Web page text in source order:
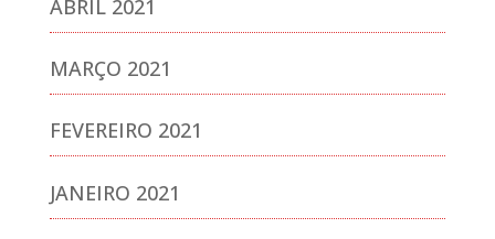
ABRIL 2021
MARÇO 2021
FEVEREIRO 2021
JANEIRO 2021